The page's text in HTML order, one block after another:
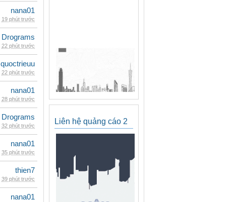
nana01
19 phút trước
Drograms
22 phút trước
quoctrieuu
22 phút trước
nana01
28 phút trước
Drograms
32 phút trước
nana01
35 phút trước
thien7
39 phút trước
nana01
Liên hệ quảng cáo 2